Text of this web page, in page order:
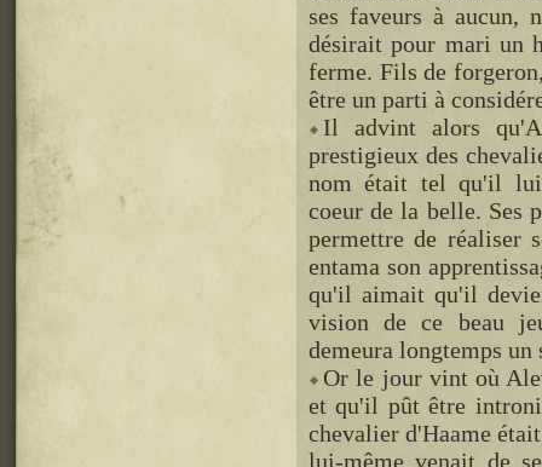
ses faveurs à
désirait pour mari un
ferme. Fils de
être un parti à
Il advint alors
prestigieux des
nom était tel qu'il lui
coeur de la belle. Ses
permettre de réaliser
entama son
qu'il aimait qu'il
vision de ce beau
demeura longtemps
Or le jour vint où
et qu'il pût être
chevalier d'Haame
lui-même venait de